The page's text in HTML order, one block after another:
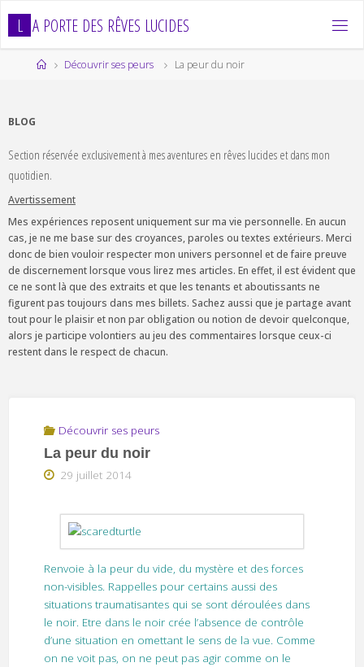
L A PORTE DES RÊVES LUCIDES
HomeDécouvrir ses peurs La peur du noir
BLOG
Section réservée exclusivement à mes aventures en rêves lucides et dans mon
quotidien.
Avertissement
Mes expériences reposent uniquement sur ma vie personnelle. En aucun
cas, je ne me base sur des croyances, paroles ou textes extérieurs. Merci
donc de bien vouloir respecter mon univers personnel et de faire preuve
de discernement lorsque vous lirez mes articles. En effet, il est évident que
ce ne sont là que des extraits et que les tenants et aboutissants ne
figurent pas toujours dans mes billets. Sachez aussi que je partage avant
tout pour le plaisir et non par obligation ou notion de devoir quelconque,
alors je participe volontiers au jeu des commentaires lorsque ceux-ci
restent dans le respect de chacun.
Découvrir ses peurs
La peur du noir
29 juillet 2014
Renvoie à la peur du vide, du mystère et des forces
non-visibles. Rappelles pour certains aussi des
situations traumatisantes qui se sont déroulées dans
le noir. Etre dans le noir crée l’absence de contrôle
d’une situation en omettant le sens de la vue. Comme
on ne voit pas, on ne peut pas agir comme on le